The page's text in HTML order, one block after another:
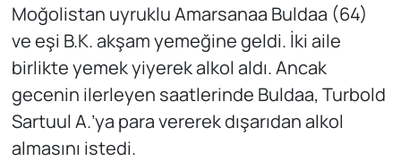
Moğolistan uyruklu Amarsanaa Buldaa (64)
ve eşi B.K. akşam yemeğine geldi. İki aile
birlikte yemek yiyerek alkol aldı. Ancak
gecenin ilerleyen saatlerinde Buldaa, Turbold
Sartuul A.’ya para vererek dışarıdan alkol
almasını istedi.
Yerel